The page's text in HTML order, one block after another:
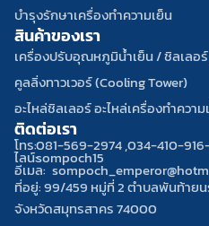
บำรุงรักษาเครื่องทำความเย็น
สินค้าของเรา
เครื่องปรับอุณหภูมิน้ำเย็น / ชิลเลอ
คูลลิ่งทาวเวอร์ (Cooling Tower)
อะไหล่ชิลเลอร์ อะไหล่เครื่องทำความ
ติดต่อเรา
โทร:081-569-2974 ,034-410-
ไลน์:sompoch15
อีเมล:
ที่อยู่: 99/459 หมู่ที่ 2 ตำบลพันท้าย
จังหวัดสมุทรสาคร 74000